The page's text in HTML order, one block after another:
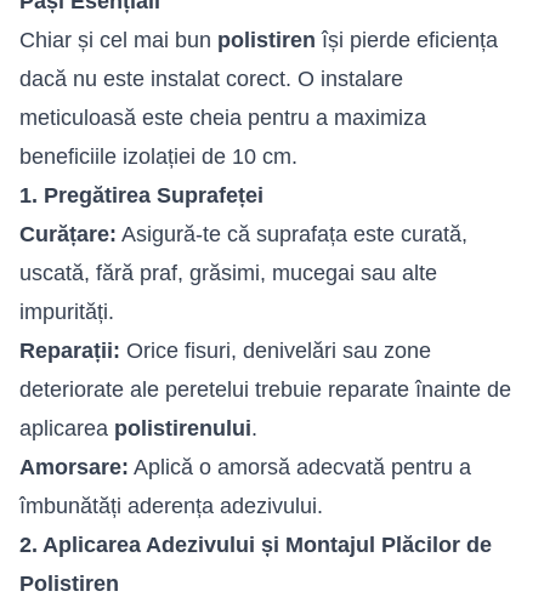
Chiar și cel mai bun polistiren își pierde eficiența
dacă nu este instalat corect. O instalare
meticuloasă este cheia pentru a maximiza
beneficiile izolației de 10 cm.
1. Pregătirea Suprafeței
Curățare: Asigură-te că suprafața este curată,
uscată, fără praf, grăsimi, mucegai sau alte
impurități.
Reparații: Orice fisuri, denivelări sau zone
deteriorate ale peretelui trebuie reparate înainte de
aplicarea polistirenului.
Amorsare: Aplică o amorsă adecvată pentru a
îmbunătăți aderența adezivului.
2. Aplicarea Adezivului și Montajul Plăcilor de
Polistiren